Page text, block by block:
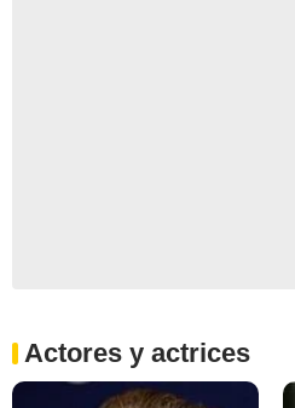
Actores y actrices